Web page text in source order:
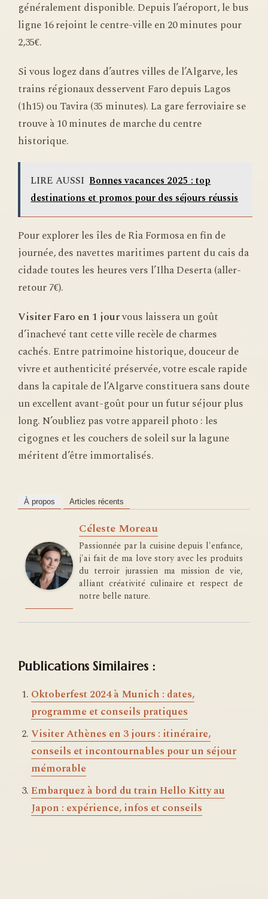
généralement disponible. Depuis l’aéroport, le bus
ligne 16 rejoint le centre-ville en 20 minutes pour
2,35€.
Si vous logez dans d’autres villes de l’Algarve, les
trains régionaux desservent Faro depuis Lagos
(1h15) ou Tavira (35 minutes). La gare ferroviaire se
trouve à 10 minutes de marche du centre
historique.
LIRE AUSSI Bonnes vacances 2025 : top
destinations et promos pour des séjours réussis
Pour explorer les îles de Ria Formosa en fin de
journée, des navettes maritimes partent du cais da
cidade toutes les heures vers l’Ilha Deserta (aller-
retour 7€).
Visiter Faro en 1 jourvous laissera un goût
d’inachevé tant cette ville recèle de charmes
cachés. Entre patrimoine historique, douceur de
vivre et authenticité préservée, votre escale rapide
dans la capitale de l’Algarve constituera sans doute
un excellent avant-goût pour un futur séjour plus
long. N’oubliez pas votre appareil photo : les
cigognes et les couchers de soleil sur la lagune
méritent d’être immortalisés.
À propos Articles récents
Céleste Moreau
Passionnée par la cuisine depuis l'enfance,
j'ai fait de ma love story avec les produits
du terroir jurassien ma mission de vie,
alliant créativité culinaire et respect de
notre belle nature.
Publications Similaires :
Oktoberfest 2024 à Munich : dates,
programme et conseils pratiques
Visiter Athènes en 3 jours : itinéraire,
conseils et incontournables pour un séjour
mémorable
Embarquez à bord du train Hello Kitty au
Japon : expérience, infos et conseils